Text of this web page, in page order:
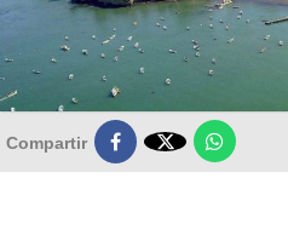
Compartir 